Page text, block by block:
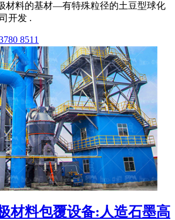
材料的基材—有特殊粒径的土豆型球化
开发 .
8511
材料包覆设备:人造石墨高